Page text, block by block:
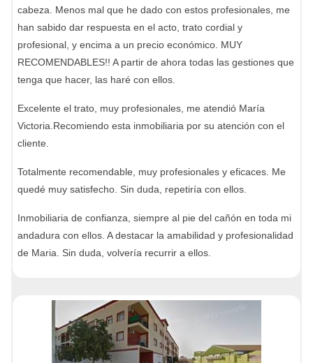
cabeza. Menos mal que he dado con estos profesionales, me
han sabido dar respuesta en el acto, trato cordial y
profesional, y encima a un precio económico. MUY
RECOMENDABLES!! A partir de ahora todas las gestiones que
tenga que hacer, las haré con ellos.
Excelente el trato, muy profesionales, me atendió María
Victoria.Recomiendo esta inmobiliaria por su atención con el
cliente.
Totalmente recomendable, muy profesionales y eficaces. Me
quedé muy satisfecho. Sin duda, repetiría con ellos.
Inmobiliaria de confianza, siempre al pie del cañón en toda mi
andadura con ellos. A destacar la amabilidad y profesionalidad
de Maria. Sin duda, volvería recurrir a ellos.